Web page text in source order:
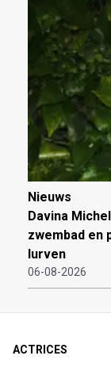
Nieuws
Davina
zwembad en
lurven
06-08-2026
ACTRICES